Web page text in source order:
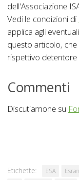
dell'Associazione
Vedi le condizioni di
applica agli
questo articolo,
rispettivo detentore
Commenti
Discutiamone su
Etichette: ESA